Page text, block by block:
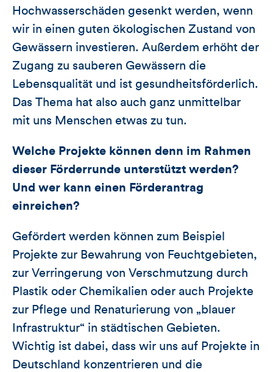
Hochwasserschäden gesenkt werden, wenn
wir in einen guten ökologischen Zustand von
Gewässern investieren. Außerdem erhöht der
Zugang zu sauberen Gewässern die
Lebensqualität und ist gesundheitsförderlich.
Das Thema hat also auch ganz unmittelbar
mit uns Menschen etwas zu tun.
Welche Projekte können denn im Rahmen
dieser Förderrunde unterstützt werden?
Und wer kann einen Förderantrag
einreichen?
Gefördert werden können zum Beispiel
Projekte zur Bewahrung von Feuchtgebieten,
zur Verringerung von Verschmutzung durch
Plastik oder Chemikalien oder auch Projekte
zur Pflege und Renaturierung von „blauer
Infrastruktur“ in städtischen Gebieten.
Wichtig ist dabei, dass wir uns auf Projekte in
Deutschland konzentrieren und die